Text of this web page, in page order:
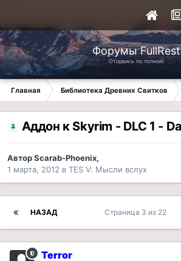
Форумы FullRest
Оторвись по полной!
Главная Библиотека Древних Свитков
Аддон к Skyrim - DLC 1 -
АвторScarab-Phoenix,
1 марта, 2012 в TES V: Мысли вслух
НАЗАД Страница 3 из 22
Terror